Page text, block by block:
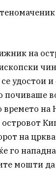
на
удостои
почиваше
времето на
островот
на
го
мошти да